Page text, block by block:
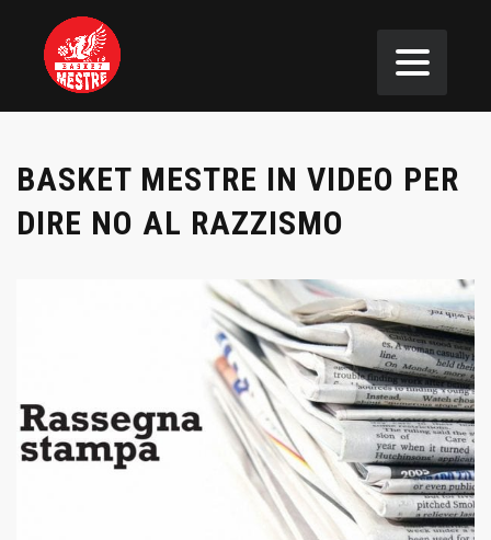
BASKET MESTRE IN VIDEO PER
DIRE NO AL RAZZISMO